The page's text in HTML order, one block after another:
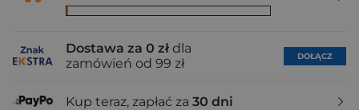
Dostawa za 0 zł dla
zamówień od 99 zł
DOŁĄCZ
Kup teraz, zapłać za 30 dni